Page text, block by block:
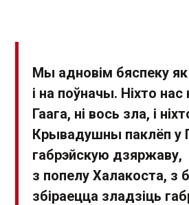
Мы адновім бяспеку як
і на поўначы. Ніхто нас
Гаага, ні вось зла, і
Крывадушны паклёп у
габрэйскую дзяржаву,
з попелу Халакоста, з
збіраецца зладзіць